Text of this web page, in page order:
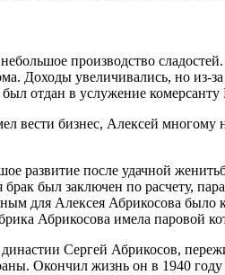
производство
Доходы увеличивались, но
отдан в услужение
вести бизнес, Алексей
развитие после удачной
был заключен по расчету,
для Алексея Абрикосова было
Абрикосова имела паровой
Сергей Абрикосов,
Окончил жизнь он в 1940